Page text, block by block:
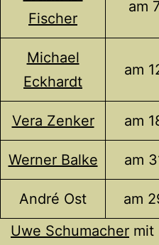
Fischer
am
Michael
Eckhardt
am
Vera Zenker am
Werner Balke am
André Ost am
Uwe Schumacher mit